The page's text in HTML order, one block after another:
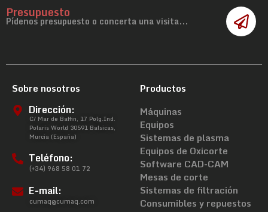
Presupuesto
Pídenos presupuesto o concerta una visita...
Sobre nosotros
Dirección:
C/ Mar de Baffin, 17 Polg.Ind.
Polaris World 30591 Balsicas,
Murcia (España)
Teléfono:
(+34) 968 58 01 72
E-mail:
cumaq@cumaq.com
Productos
Máquinas
Equipos
Sistemas de plasma
Equipos de Oxicorte
Software CAD-CAM
Mesas de corte
Sistemas de filtración
Consumibles y repuestos